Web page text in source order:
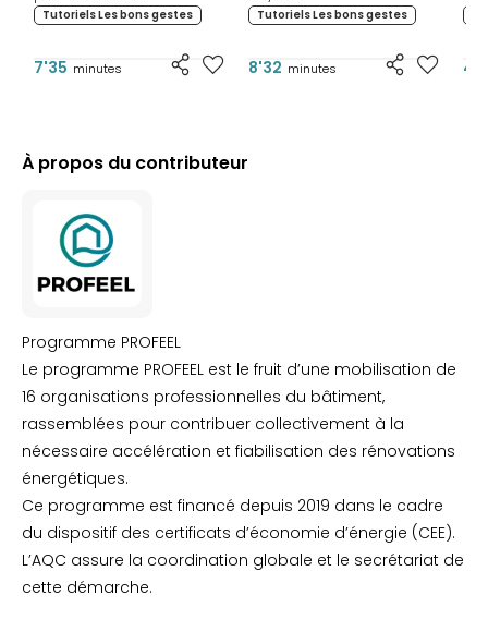
Tutoriels Les bons gestes
7'35 minutes
Tutoriels Les bons gestes
8'32 minutes
À propos du contributeur
Programme PROFEEL
Le programme PROFEEL est le fruit d’une mobilisation de
16 organisations professionnelles du bâtiment,
rassemblées pour contribuer collectivement à la
nécessaire accélération et fiabilisation des rénovations
énergétiques.
Ce programme est financé depuis 2019 dans le cadre
du dispositif des certificats d’économie d’énergie (CEE).
L’AQC assure la coordination globale et le secrétariat de
cette démarche.